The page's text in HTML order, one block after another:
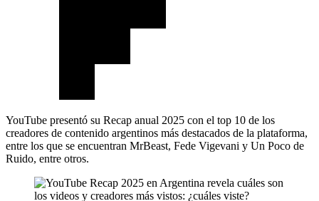
YouTube presentó su Recap anual 2025 con el top 10 de los
creadores de contenido argentinos más destacados de la plataforma,
entre los que se encuentran MrBeast, Fede Vigevani y Un Poco de
Ruido, entre otros.